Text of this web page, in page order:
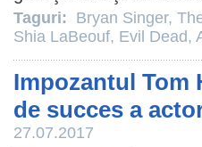
Taguri: Bryan Singer,
Shia LaBeouf, Evil Dead,
Impozantul Tom
de succes a
27.07.2017